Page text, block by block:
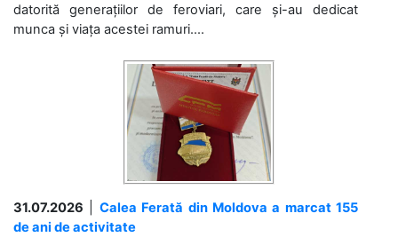
datorită generațiilor de feroviari, care și-au dedicat
munca și viața acestei ramuri....
31.07.2026
Calea Ferată din Moldova a marcat 155
de ani de activitate